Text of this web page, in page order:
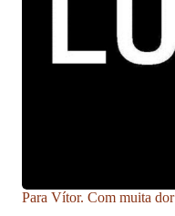
Para Vítor. Com muita dor